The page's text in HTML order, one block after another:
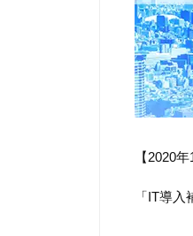
【2020
「IT導